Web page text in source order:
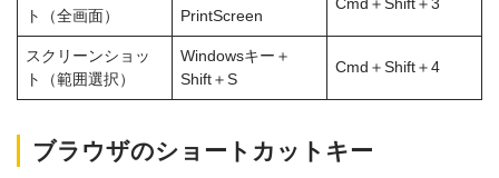
ト（全画面）
PrintScreen
スクリーンショッ
ト（範囲選択）
Windowsキー＋
Shift＋S
Cmd＋Shift＋4
ブラウザのショートカットキー